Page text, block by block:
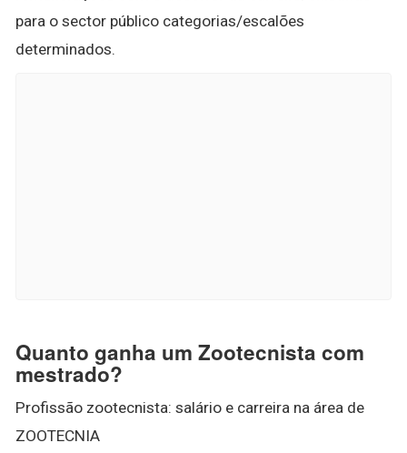
para o sector público categorias/escalões
determinados.
Quanto ganha um Zootecnista com
mestrado?
Profissão zootecnista: salário e carreira na área de
ZOOTECNIA